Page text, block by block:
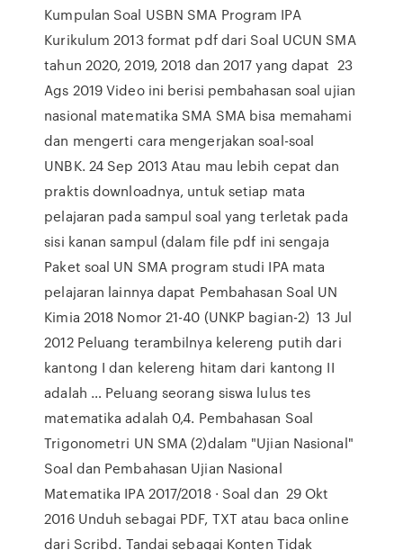
Kumpulan Soal USBN SMA Program IPA
Kurikulum 2013 format pdf dari Soal UCUN SMA
tahun 2020, 2019, 2018 dan 2017 yang dapat 23
Ags 2019 Video ini berisi pembahasan soal ujian
nasional matematika SMA SMA bisa memahami
dan mengerti cara mengerjakan soal-soal
UNBK. 24 Sep 2013 Atau mau lebih cepat dan
praktis downloadnya, untuk setiap mata
pelajaran pada sampul soal yang terletak pada
sisi kanan sampul (dalam file pdf ini sengaja
Paket soal UN SMA program studi IPA mata
pelajaran lainnya dapat Pembahasan Soal UN
Kimia 2018 Nomor 21-40 (UNKP bagian-2) 13 Jul
2012 Peluang terambilnya kelereng putih dari
kantong I dan kelereng hitam dari kantong II
adalah … Peluang seorang siswa lulus tes
matematika adalah 0,4. Pembahasan Soal
Trigonometri UN SMA (2)dalam "Ujian Nasional"
Soal dan Pembahasan Ujian Nasional
Matematika IPA 2017/2018 · Soal dan 29 Okt
2016 Unduh sebagai PDF, TXT atau baca online
dari Scribd. Tandai sebagai Konten Tidak